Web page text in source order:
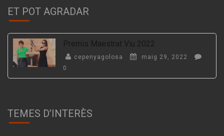
ET POT AGRADAR
Premis Maestrat Viu 2022
cepenyagolosa
maig 29, 2022
0
TEMES D’INTERÈS